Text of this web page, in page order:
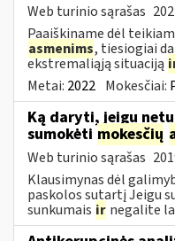
Web turinio sąrašas
Paaiškiname dėl
asmenims, tiesiogiai
ekstremaliąją situaciją
Metai: 2022 Mokesčiai:
Ką daryti, jeigu
sumokėti mokesčių
Web turinio sąrašas
Klausimynas dėl
paskolos sutartį Jeigu
sunkumais ir negalite